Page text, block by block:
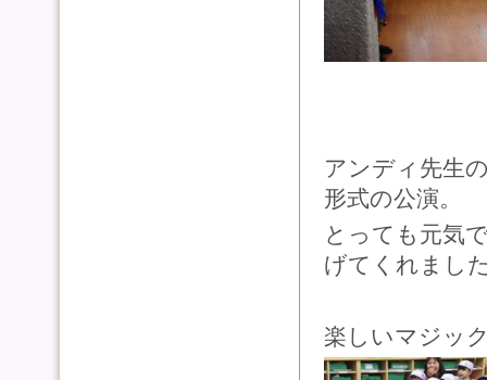
アンディ先生
形式の公演。
とっても元気
げてくれまし
楽しいマジッ